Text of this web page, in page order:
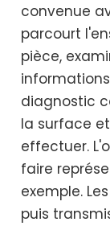
convenue
parcourt
pièce,
diagnostic
la surface
effectuer.
faire
exemple.
puis